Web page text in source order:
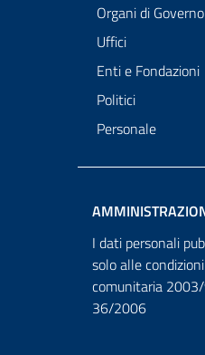
Organi di Governo
Uffici
Enti e Fondazioni
Politici
Personale
I dati personali
solo alle
comunitaria
36/2006